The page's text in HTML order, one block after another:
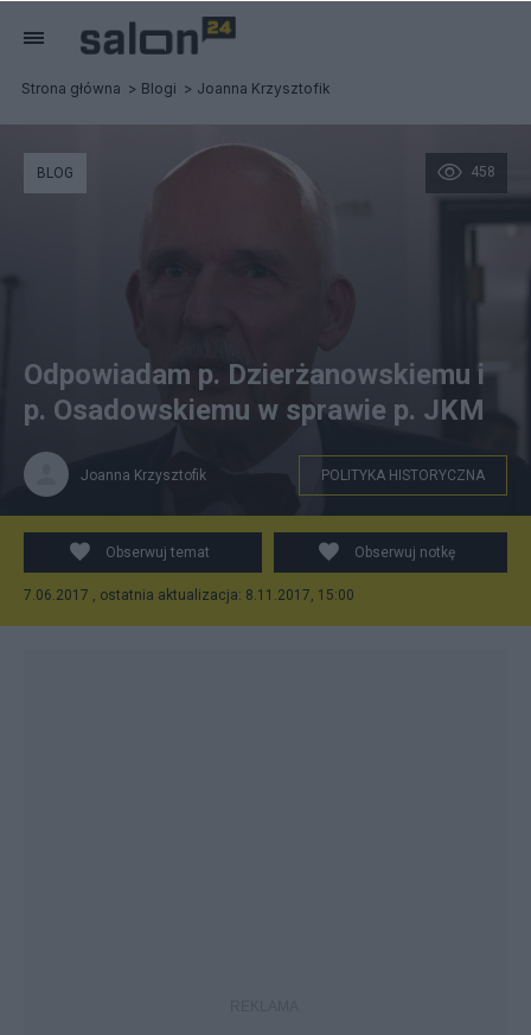
Strona główna Blogi Joanna Krzysztofik
Fot: by Piotr Drabik from Poland (Janusz Korwin Mikke)
[CC BY 2.0
(http://creativecommons.org/licenses/by/2.0)], via
Wikimedia Commons.
458
BLOG
Odpowiadam p. Dzierżanowskiemu i
p. Osadowskiemu w sprawie p. JKM
Joanna Krzysztofik POLITYKA HISTORYCZNA
Obserwuj temat Obserwuj notkę
7.06.2017 , ostatnia aktualizacja: 8.11.2017, 15:00